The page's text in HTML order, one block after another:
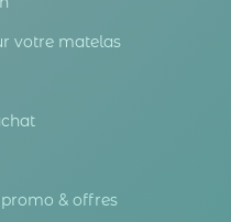
votre matelas
& offres